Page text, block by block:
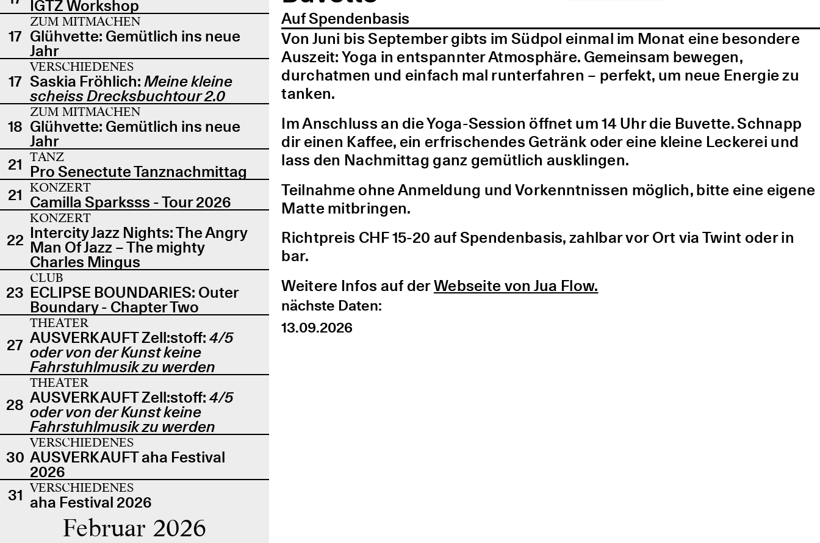
IGTZ Workshop
17
ZUM MITMACHEN
Glühvette: Gemütlich ins neue
Jahr
17
VERSCHIEDENES
Saskia Fröhlich: Meine kleine
scheiss Drecksbuchtour 2.0
18
ZUM MITMACHEN
Glühvette: Gemütlich ins neue
Jahr
21 TANZ
Pro Senectute Tanznachmittag
21 KONZERT
Camilla Sparksss - Tour 2026
22
KONZERT
Intercity Jazz Nights: The Angry
Man Of Jazz – The mighty
Charles Mingus
23
CLUB
ECLIPSE BOUNDARIES: Outer
Boundary - Chapter Two
27
THEATER
AUSVERKAUFT Zell:stoff: 4/5
oder von der Kunst keine
Fahrstuhlmusik zu werden
28
THEATER
AUSVERKAUFT Zell:stoff: 4/5
oder von der Kunst keine
Fahrstuhlmusik zu werden
30
VERSCHIEDENES
AUSVERKAUFT aha Festival
2026
31 VERSCHIEDENES
aha Festival 2026
Februar 2026
Auf Spendenbasis
Von Juni bis September gibts im Südpol einmal im Monat eine besondere
Auszeit: Yoga in entspannter Atmosphäre. Gemeinsam bewegen,
durchatmen und einfach mal runterfahren – perfekt, um neue Energie zu
tanken.
Im Anschluss an die Yoga-Session öffnet um 14 Uhr die Buvette. Schnapp
dir einen Kaffee, ein erfrischendes Getränk oder eine kleine Leckerei und
lass den Nachmittag ganz gemütlich ausklingen.
Teilnahme ohne Anmeldung und Vorkenntnissen möglich, bitte eine eigene
Matte mitbringen.
Richtpreis CHF 15-20 auf Spendenbasis, zahlbar vor Ort via Twint oder in
bar.
Weitere Infos auf derWebseite von Jua Flow.
nächste Daten:
13.09.2026